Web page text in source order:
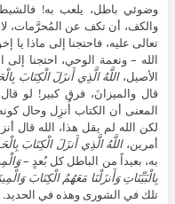
وضوئي باطل، يلعب به!
والكف، أن تكف عن المُحرَّمات، لا
تعالى عليه، فاحتجنا إلى ماذا
الله – ونعمة الوحي، احتجنا
الأصيل،اللَّهُ الَّذِي أَنزَلَ الْكِتَابَ
قال والميزانَ، فرق كبير! لو
المعنى أن الكتاب أُنزِل وحال
لكن الله لم يقل هذا، الله قال
أمرين،اللَّهُ الَّذِي أَنزَلَ الْكِتَابَ
به، بعيداً من الباطل كل بُعدٍ –
بِالْبَيِّنَاتِ وَأَنزَلْنَا مَعَهُمُ الْكِتَابَ
تلك في الشورى وهذه في الحديد.